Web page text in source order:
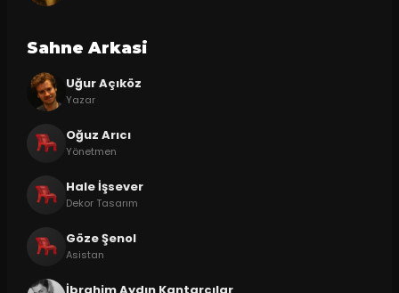
Sahne Arkasi
Uğur Açıköz
Yazar
Oğuz Arıcı
Yönetmen
Hale İşsever
Dekor Tasarım
Göze Şenol
Asistan